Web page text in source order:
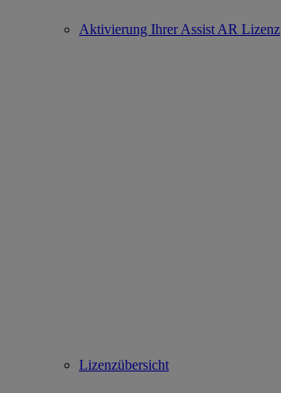
Aktivierung Ihrer Assist AR Lizenz
Lizenzübersicht